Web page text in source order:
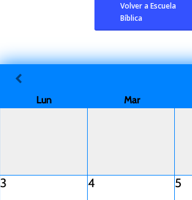
Volver a Escuela
Bíblica
Lun Mar
3 4 5